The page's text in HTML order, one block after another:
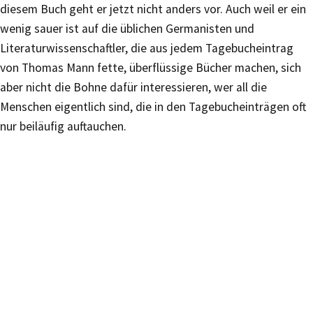
diesem Buch geht er jetzt nicht anders vor. Auch weil er ein
wenig sauer ist auf die üblichen Germanisten und
Literaturwissenschaftler, die aus jedem Tagebucheintrag
von Thomas Mann fette, überflüssige Bücher machen, sich
aber nicht die Bohne dafür interessieren, wer all die
Menschen eigentlich sind, die in den Tagebucheinträgen oft
nur beiläufig auftauchen.